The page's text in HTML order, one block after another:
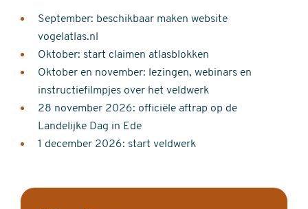
September: beschikbaar maken website
vogelatlas.nl
Oktober: start claimen atlasblokken
Oktober en november: lezingen, webinars en
instructiefilmpjes over het veldwerk
28 november 2026: officiële aftrap op de
Landelijke Dag in Ede
1 december 2026: start veldwerk